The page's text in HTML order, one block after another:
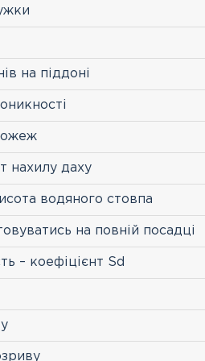
на піддоні
нахилу даху
водяного стовпа
на повній посадці
– коефіцієнт Sd